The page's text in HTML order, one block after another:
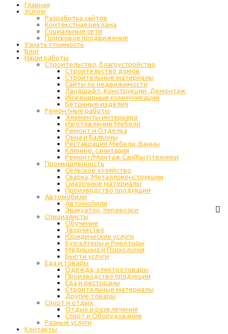
Главная
Услуги
Разработка сайтов
Контекстная реклама
Социальные сети
Поисковое продвижение
Узнать стоимость
Блог
Наши работы
Строительство, благоустройство
Строительство домов
Строительные материалы
Сайты по недвижимости
Ландшафт, Конструкции, Демонтаж
Инженерные коммуникации
Бетонные изделия
Ремонтные работы
Элементы интерьера
Изготовление Мебели
Ремонт и Отделка
Окна и Балконы
Реставрация Мебели, Ванны
Клининг, санитария
Ремонт/Монтаж Сан(Быт)техники
Промышленность
Cельское хозяйство
Сварка, Металлоконструкции
Cмазочные материалы
Производство продукции
Автомобили
Автомобили
Эвакуатор, перевозки
Специалисты
Обучение
Творчество
Юридические услуги
Бухгалтеры и Риелторы
Медицина и Психология
Бьюти услуги
Еда и товары
Одежда, электротовары
Производство продукции
Еда и рестораны
Строительные материалы
Другие товары
Спорт и отдых
Отдых и развлечения
Спорт и Оборудование
Разные услуги
Контакты